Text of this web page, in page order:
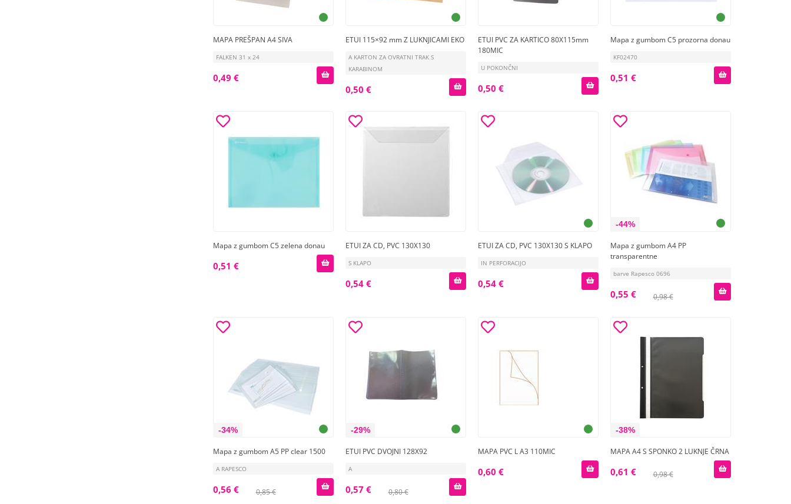
MAPA PREŠPAN A4 SIVA
FALKEN 31 x 24
0,49 €
ETUI 115×92 mm Z LUKNJICAMI EKO
A KARTON ZA OVRATNI TRAK S
KARABINOM
0,50 €
ETUI PVC ZA KARTICO 80X115mm
180MIC
U POKONČNI
0,50 €
Mapa z gumbom C5 prozorna donau
KF02470
0,51 €
Mapa z gumbom C5 zelena donau
0,51 €
ETUI ZA CD, PVC 130X130
S KLAPO
0,54 €
ETUI ZA CD, PVC 130X130 S KLAPO
IN PERFORACIJO
0,54 €
-44%
Mapa z gumbom A4 PP
transparentne
barve Rapesco 0696
0,98 €
0,55 €
-34%
Mapa z gumbom A5 PP clear 1500
A RAPESCO
0,85 €
0,56 €
-29%
ETUI PVC DVOJNI 128X92
A
0,80 €
0,57 €
MAPA PVC L A3 110MIC
0,60 €
-38%
MAPA A4 S SPONKO 2 LUKNJE ČRNA
0,98 €
0,61 €